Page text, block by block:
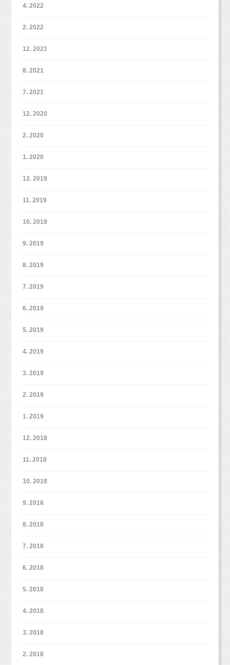
4. 2022
2. 2022
12. 2021
8. 2021
7. 2021
12. 2020
2. 2020
1. 2020
12. 2019
11. 2019
10. 2019
9. 2019
8. 2019
7. 2019
6. 2019
5. 2019
4. 2019
3. 2019
2. 2019
1. 2019
12. 2018
11. 2018
10. 2018
9. 2018
8. 2018
7. 2018
6. 2018
5. 2018
4. 2018
3. 2018
2. 2018